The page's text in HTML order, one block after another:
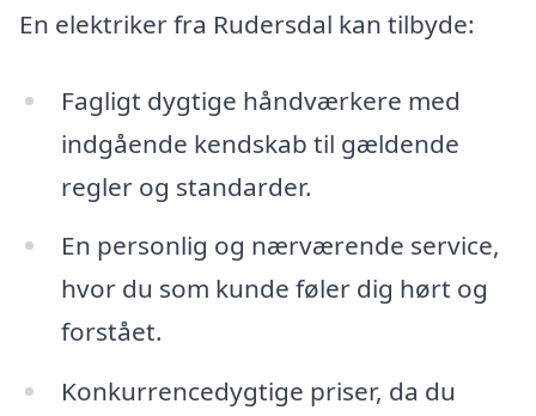
En elektriker fra Rudersdal kan tilbyde:
Fagligt dygtige håndværkere med
indgående kendskab til gældende
regler og standarder.
En personlig og nærværende service,
hvor du som kunde føler dig hørt og
forstået.
Konkurrencedygtige priser, da du